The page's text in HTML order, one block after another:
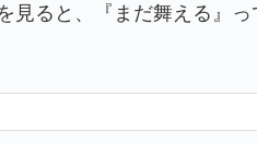
見ると、『まだ舞える』